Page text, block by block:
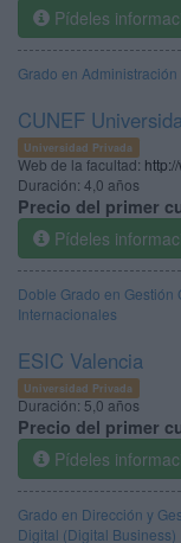
Pídeles
Grado en
CUNEF
Universidad Privada
Web de la facultad:
Duración: 4,0 años
Precio del primer
Pídeles
Doble Grado en Gestión
Internacionales
ESIC Valencia
Universidad Privada
Duración:5,0 años
Precio del primer
Pídeles
Grado en Dirección y
Digital (Digital Business)